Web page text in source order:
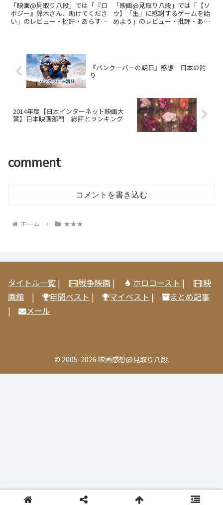
「映画@見取り八段」では「『ロ
ボジー』鈴木さん、助けてくださ
い」のレビュー・批評・あらす
「映画@見取り八段」では「【ソ
ウ】「生」に感謝するゲームを始
めよう」のレビュー・批評・あら
『バンクーバーの朝日』感想 日本の誇
り
2014年度【日本インターネット映画大
賞】日本映画部門 総評とランキング
comment
コメントを書き込む
ホーム ★★★
タイトル一覧 | 戦争映画 | ホロコースト |
映
画館 | 年間ベスト | マイベスト |
まとめ記事
|
メール
© 2005-2026 映画感想@見取り八段.